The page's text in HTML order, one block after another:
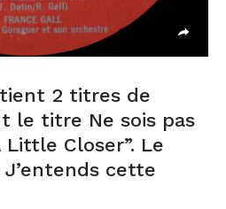
2 titres de
le titre Ne sois pas
Closer”. Le
cette